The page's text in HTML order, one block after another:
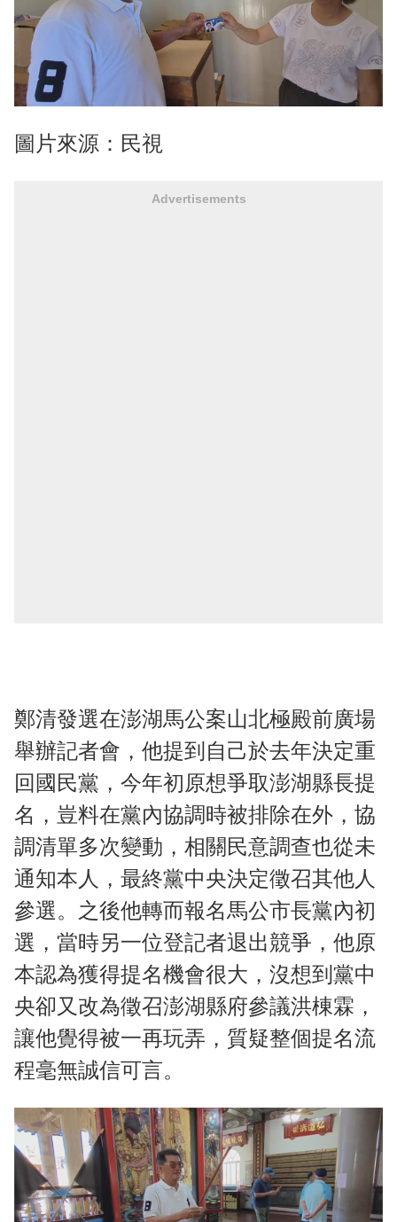
圖片來源：民視
Advertisements
鄭清發選在澎湖馬公案山北極殿前廣場
舉辦記者會，他提到自己於去年決定重
回國民黨，今年初原想爭取澎湖縣長提
名，豈料在黨內協調時被排除在外，協
調清單多次變動，相關民意調查也從未
通知本人，最終黨中央決定徵召其他人
參選。之後他轉而報名馬公市長黨內初
選，當時另一位登記者退出競爭，他原
本認為獲得提名機會很大，沒想到黨中
央卻又改為徵召澎湖縣府參議洪棟霖，
讓他覺得被一再玩弄，質疑整個提名流
程毫無誠信可言。